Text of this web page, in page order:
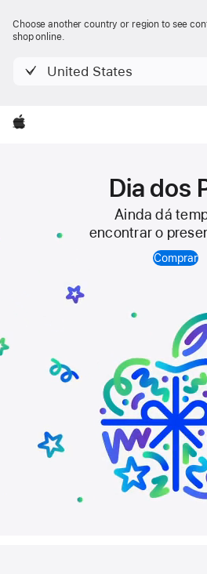
Choose another country or region to see
shop online.
United States
Apple
Apple
Dia dos
Ainda dá
encontrar o
Comprar